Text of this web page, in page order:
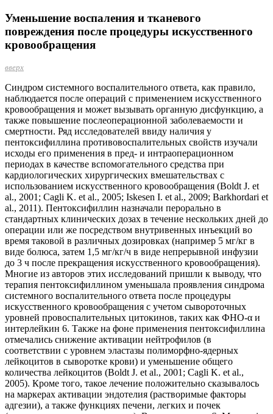
Уменьшение воспаления и тканевого
повреждения после процедуры искусственного
кровообращения
вверх
Синдром системного воспалительного ответа, как правило,
наблюдается после операций с применением искусственного
кровообращения и может вызывать органную дисфункцию, а
также повышение послеоперационной заболеваемости и
смертности. Ряд исследователей ввиду наличия у
пентоксифиллина противовоспалительных свойств изучали
исходы его применения в пред- и интраоперационном
периодах в качестве вспомогательного средства при
кардиологических хирургических вмешательствах с
использованием искусственного кровообращения (Boldt J. et
al., 2001; Cagli K. et al., 2005; Iskesen I. et al., 2009; Barkhordari et
al., 2011). Пентоксифиллин назначали перорально в
стандартных клинических дозах в течение нескольких дней до
операции или же посредством внутривенных инъекций во
время таковой в различных дозировках (например 5 мг/кг в
виде болюса, затем 1,5 мг/кг/ч в виде непрерывной инфузии
до 3 ч после прекращения искусственного кровообращения).
Многие из авторов этих исследований пришли к выводу, что
терапия пентоксифиллином уменьшала проявления синдрома
системного воспалительного ответа после процедуры
искусственного кровообращения с учетом сывороточных
уровней провоспалительных цитокинов, таких как ФНО-α и
интерлейкин 6. Также на фоне применения пентоксифиллина
отмечались снижение активации нейтрофилов (в
соответствии с уровнем эластазы полиморфно-­ядерных
лейкоцитов в сыворотке крови) и уменьшение общего
количества лейкоцитов (Boldt J. et al., 2001; Cagli K. et al.,
2005). Кроме того, такое лечение положительно сказывалось
на маркерах активации эндотелия (растворимые факторы
адгезии), а также функциях печени, легких и почек